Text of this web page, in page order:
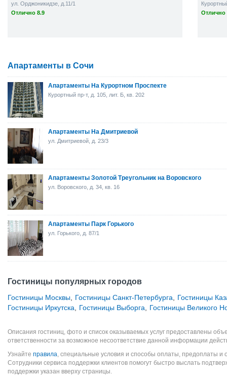
ул. Орджоникидзе, д.11/1
Отлично 8.9
Отлично
Апартаменты в Сочи
Апартаменты На Курортном Проспекте
Курортный пр-т, д. 105, лит. Б, кв. 202
Апартаменты На Дмитриевой
ул. Дмитриевой, д. 23/3
Апартаменты Золотой Треугольник на Воровского
ул. Воровского, д. 34, кв. 16
Апартаменты Парк Горького
ул. Горького, д. 87/1
Гостиницы популярных городов
Гостиницы Москвы Гостиницы Санкт-Петербурга
Гостиницы
Гостиницы Иркутска
Гостиницы Выборга Гостиницы Великого
Описания гостиниц, фото и список оказываемых услуг предоставлены
ответственности за возможное несоответствие данной информации
Узнайте правила, специальные условия и способы оплаты, предоплаты и
Сотрудники сервиса поддержки клиентов помогут быстро выслать
поддержки указан вверху страницы.